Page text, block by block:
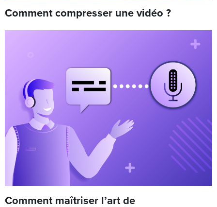
Comment compresser une vidéo ?
Comment maîtriser l’art de